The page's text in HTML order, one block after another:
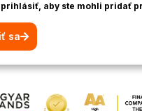
aby ste mohli pridať
sa